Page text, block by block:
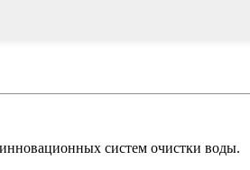
систем очистки воды.